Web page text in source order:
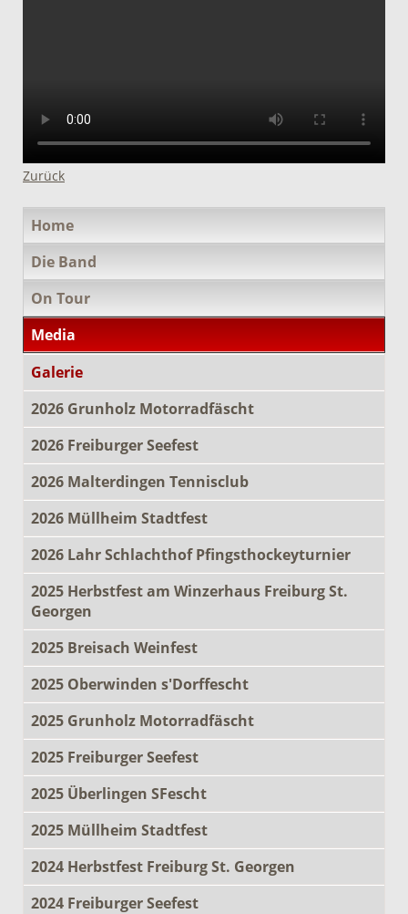
Zurück
überspringen
Home
Die Band
On Tour
Media
Galerie
2026 Grunholz Motorradfäscht
2026 Freiburger Seefest
2026 Malterdingen Tennisclub
2026 Müllheim Stadtfest
2026 Lahr Schlachthof Pfingsthockeyturnier
2025 Herbstfest am Winzerhaus Freiburg St.
Georgen
2025 Breisach Weinfest
2025 Oberwinden s'Dorffescht
2025 Grunholz Motorradfäscht
2025 Freiburger Seefest
2025 Überlingen SFescht
2025 Müllheim Stadtfest
2024 Herbstfest Freiburg St. Georgen
2024 Freiburger Seefest